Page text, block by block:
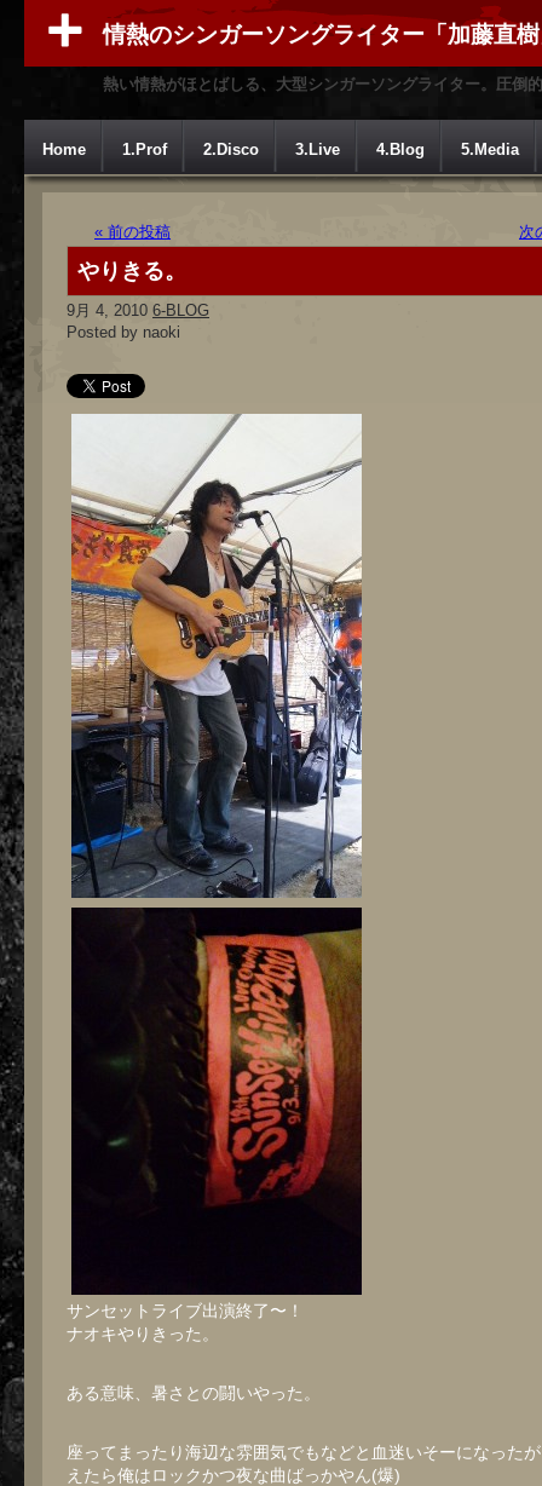
情熱のシンガーソングライター「加藤直
熱い情熱がほとばしる、大型シンガーソングライター。圧倒
Home 1.Prof 2.Disco 3.Live 4.Blog 5.Media
« 前の投稿 次
やりきる。
9月 4, 2010 6-BLOG
Posted by naoki
サンセットライブ出演終了〜！
ナオキやりきった。
ある意味、暑さとの闘いやった。
座ってまったり海辺な雰囲気でもなどと血迷いそーになった
えたら俺はロックかつ夜な曲ばっかやん(爆)